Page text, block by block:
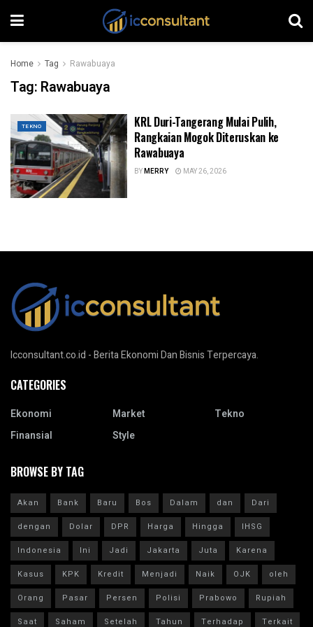
Home Tag Rawabuaya
Tag: Rawabuaya
TEKNO
KRL Duri-Tangerang Mulai Pulih,
Rangkaian Mogok Diteruskan ke
Rawabuaya
BYMERRY MAY 26, 2026
Icconsultant.co.id - Berita Ekonomi Dan Bisnis Terpercaya.
CATEGORIES
Ekonomi
Finansial
Market
Style
Tekno
BROWSE BY TAG
Akan Bank Baru Bos Dalam dan
Dari
dengan
Dolar DPR Harga Hingga
IHSG
Indonesia
Ini Jadi Jakarta Juta
Karena
Kasus
KPK Kredit Menjadi Naik OJK
oleh
Orang
Pasar Persen Polisi Prabowo
Rupiah
Saat
Saham Setelah Tahun Terhadap Terkait